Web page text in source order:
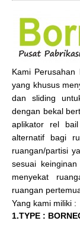
Kami Perusahan
yang khusus
dan sliding
dengan bekal
aplikator rel
alternatif bagi
ruangan/partisi
sesuai
menyekat
ruangan
Yang kami miliki : .
1.TYPE :